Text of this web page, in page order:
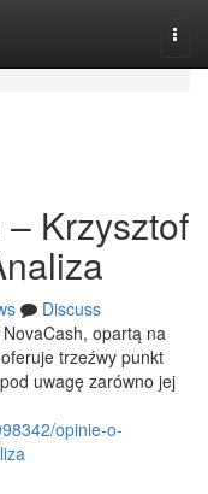
Krzysztof
Discuss
opartą na
trzeźwy punkt
uwagę zarówno jej
opinie-o-